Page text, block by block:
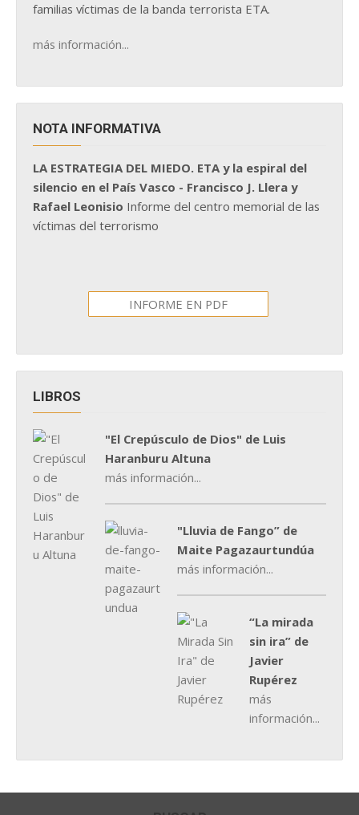
familias víctimas de la banda terrorista ETA.
más información...
NOTA INFORMATIVA
LA ESTRATEGIA DEL MIEDO. ETA y la espiral del
silencio en el País Vasco - Francisco J. Llera y
Rafael Leonisio Informe del centro memorial de las
víctimas del terrorismo
INFORME EN PDF
LIBROS
"El Crepúsculo de Dios" de Luis
Haranburu Altuna
más información...
"Lluvia de Fango” de
Maite Pagazaurtundúa
más información...
“La mirada
sin ira” de
Javier
Rupérez
más
información...